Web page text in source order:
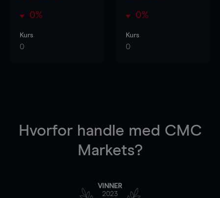
0%
Kurs
0
0%
Kurs
0
Hvorfor handle med CMC
Markets?
VINNER
2023